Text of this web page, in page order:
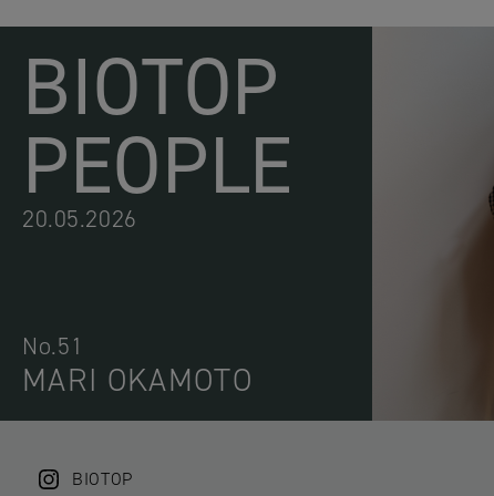
BIOTOP
PEOPLE
20.05.2026
No.51
MARI OKAMOTO
BIOTOP